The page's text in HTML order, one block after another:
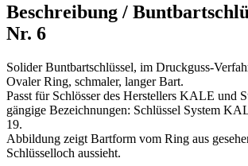
Beschreibung /
Nr. 6
Solider Buntbartschlüssel, im Druckguss-
Ovaler Ring, schmaler, langer Bart.
Passt für Schlösser des Herstellers KALE und
gängige Bezeichnungen: Schlüssel System
19.
Abbildung zeigt Bartform vom Ring aus
Schlüsselloch aussieht.